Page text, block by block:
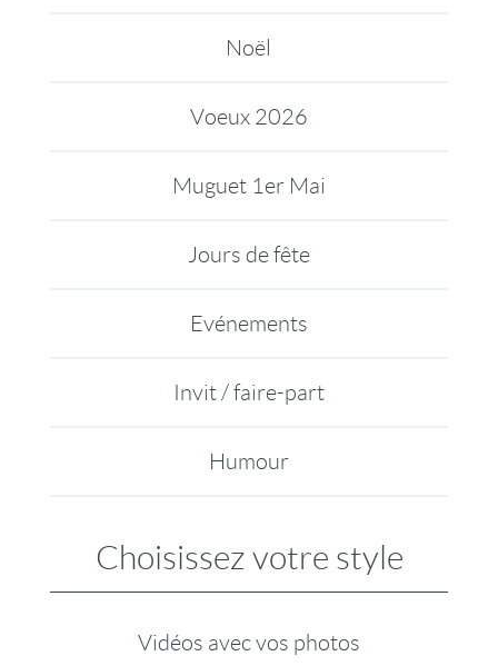
Noël
Voeux 2026
Muguet 1er Mai
Jours de fête
Evénements
Invit / faire-part
Humour
Choisissez votre style
Vidéos avec vos photos